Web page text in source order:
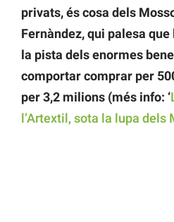
privats, és cosa dels
Fernàndez, qui palesa
la pista dels enormes
comportar comprar per
per 3,2 milions (més info: ‘
l’Artextil, sota la lupa dels